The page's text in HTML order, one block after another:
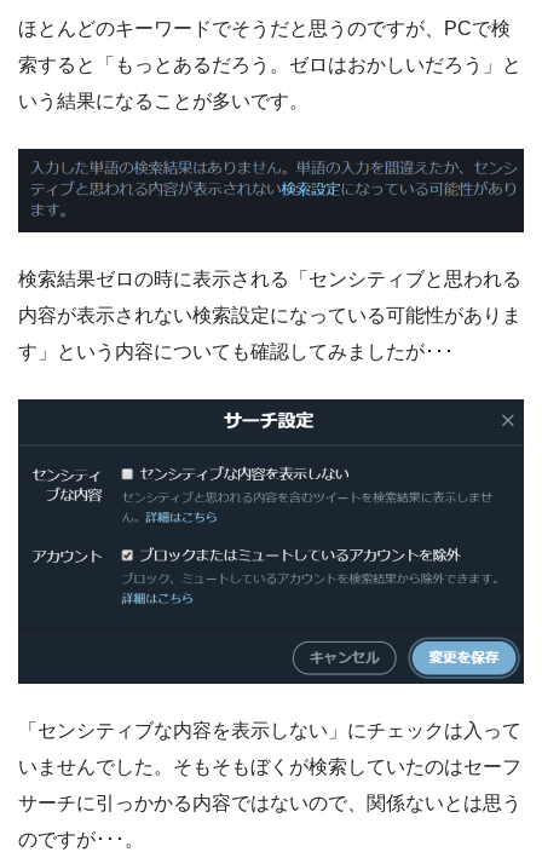
ほとんどのキーワードでそうだと思うのですが、PCで検
索すると「もっとあるだろう。ゼロはおかしいだろう」と
いう結果になることが多いです。
検索結果ゼロの時に表示される「センシティブと思われる
内容が表示されない検索設定になっている可能性がありま
す」という内容についても確認してみましたが･･･
「センシティブな内容を表示しない」にチェックは入って
いませんでした。そもそもぼくが検索していたのはセーフ
サーチに引っかかる内容ではないので、関係ないとは思う
のですが･･･。